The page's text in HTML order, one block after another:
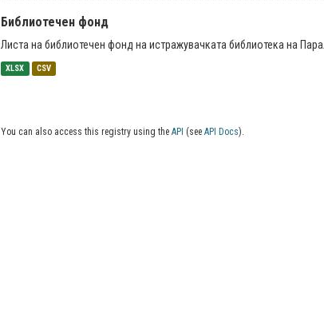
Библиотечен фонд
Листа на библиотечен фонд на истражувачката библиотека на
XLSX CSV
You can also access this registry using the API (see API Docs).